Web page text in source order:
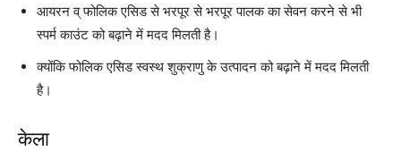
आयरन व् फोलिक एसिड से भरपूर से भरपूर पालक का सेवन करने से भी
स्पर्म काउंट को बढ़ाने में मदद मिलती है।
क्योंकि फोलिक एसिड स्वस्थ शुक्राणु के उत्पादन को बढ़ाने में मदद मिलती
है।
केला